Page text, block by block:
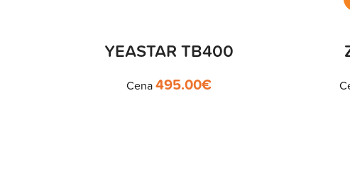
YEASTAR TB400
Cena495.00€